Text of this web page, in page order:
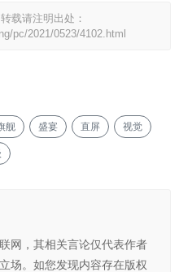
载请注明出处：
pc/2021/0523/4102.html
舰 盛宴 直屏 视觉
网，其相关言论仅代表作者
场。如您发现内容存在版权